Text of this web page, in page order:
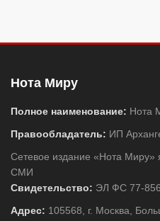
Нота Миру
Полное наименование: Нота
Правообладатель: ИП
Сетевое издание «Нота Миру»
СМИ
Свидетельство: ЭЛ ФС 77-
Адрес: 105568, г. Москва,